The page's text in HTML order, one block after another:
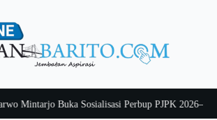
Buka Sosialisasi Perbup PJPK 2026–2030